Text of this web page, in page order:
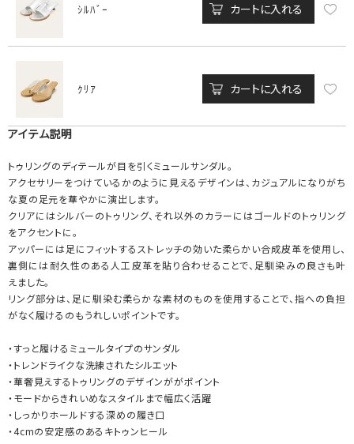
ｼﾙﾊﾞｰ カートに入れる
ｸﾘｱ カートに入れる
アイテム説明
トゥリングのディテールが目を引くミュールサンダル。
アクセサリーをつけているかのように見えるデザインは、カジュアルになりがち
な夏の足元を華やかに演出します。
クリアにはシルバーのトゥリング、それ以外のカラーにはゴールドのトゥリング
をアクセントに。
アッパーには足にフィットするストレッチの効いた柔らかい合成皮革を使用し、
裏側には耐久性のある人工皮革を貼り合わせることで、足馴染みの良さも叶
えました。
リング部分は、足に馴染む柔らかな素材のものを使用することで、指への負担
がなく履けるのもうれしいポイントです。
・すっと履けるミュールタイプのサンダル
・トレンドライクな洗練されたシルエット
・華奢見えするトゥリングのデザインががポイント
・モードからきれいめなスタイルまで幅広く活躍
・しっかりホールドする深めの履き口
・4cmの安定感のあるキトゥンヒール